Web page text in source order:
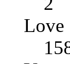
Love